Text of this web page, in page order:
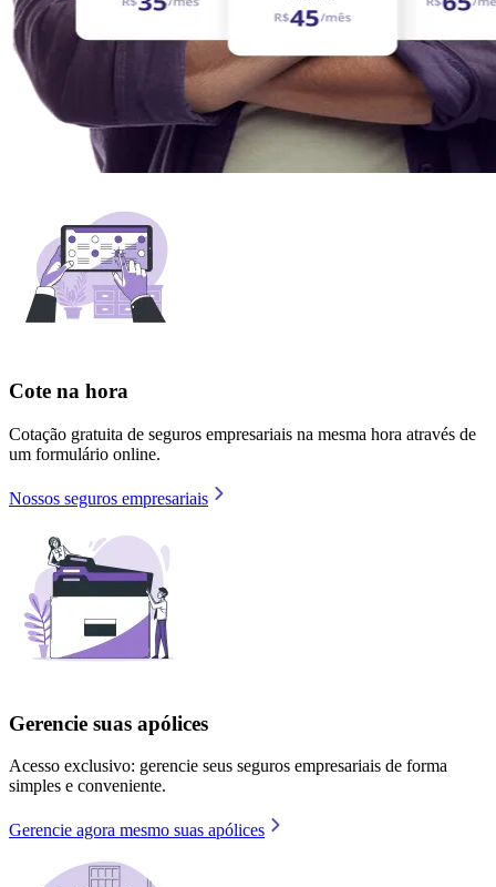
Cote na hora
Cotação gratuita de seguros empresariais na mesma hora através de
um formulário online.
Nossos seguros empresariais
Gerencie suas apólices
Acesso exclusivo: gerencie seus seguros empresariais de forma
simples e conveniente.
Gerencie agora mesmo suas apólices